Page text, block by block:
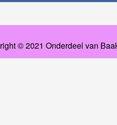
© 2021 Onderdeel van